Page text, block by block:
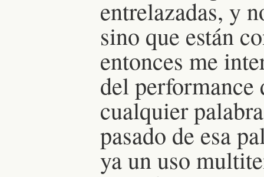
entrelazadas, y
sino que están
entonces me
del performance
cualquier
pasado de esa
ya un uso